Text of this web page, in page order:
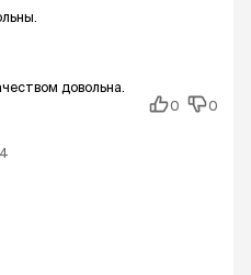
довольна.
0
0